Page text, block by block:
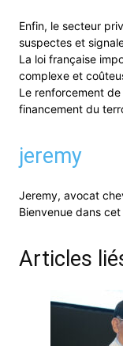
Enfin, le secteur
suspectes et
La loi française
complexe et
Le renforcement
financement du
jeremy
Jeremy, avocat
Bienvenue dans
Articles